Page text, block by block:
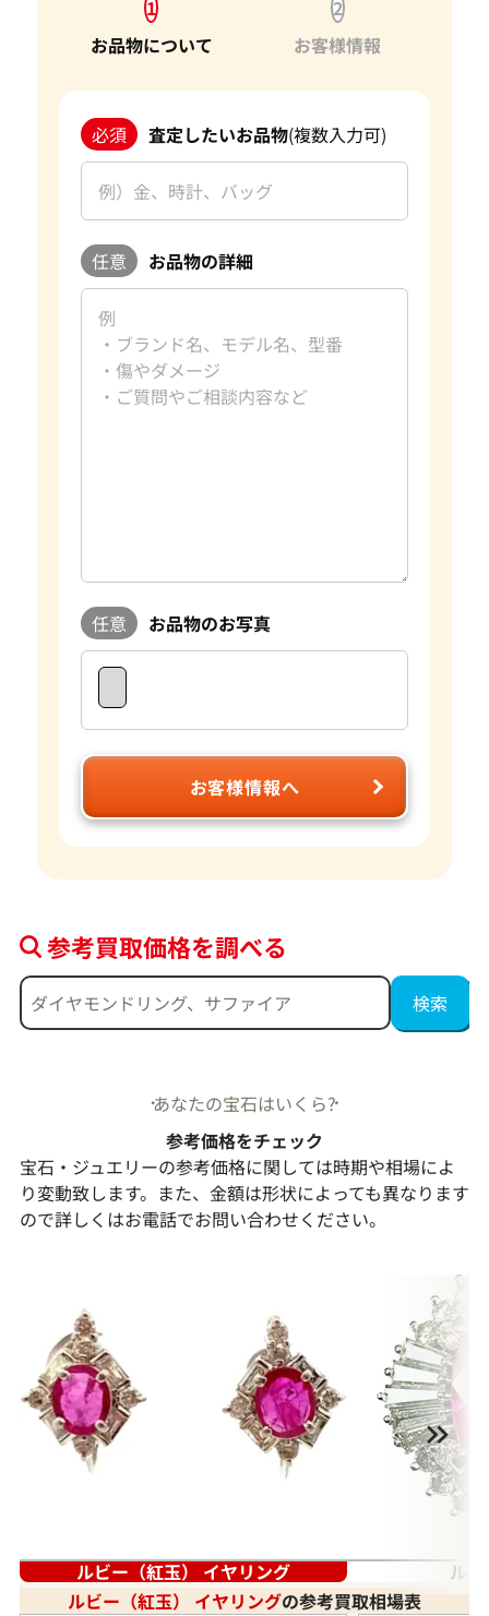
1
お品物について
2
お客様情報
必須 査定したいお品物(複数入力可)
任意 お品物の詳細
任意 お品物のお写真
お客様情報へ
参考買取価格を調べる
あなたの宝石はいくら?
参考価格をチェック
宝石・ジュエリーの参考価格に関しては時期や相場によ
り変動致します。また、金額は形状によっても異なります
ので詳しくはお電話でお問い合わせください。
ルビー（紅玉） イヤリング
ル
ルビー（紅玉） イヤリングの参考買取相場表